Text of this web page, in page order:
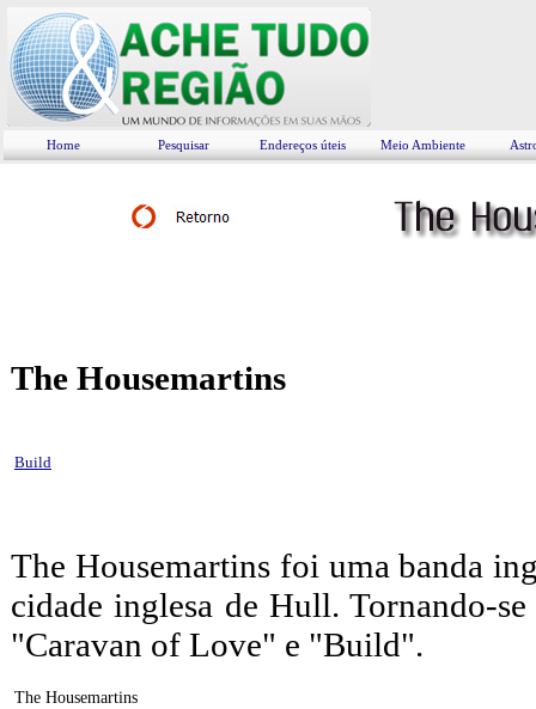
Home Pesquisar Endereços úteis Meio Ambiente
The Housemartins
Build
The Housemartins foi uma banda
cidade inglesa de Hull. Tornando-
"Caravan of Love" e "Build".
The Housemartins